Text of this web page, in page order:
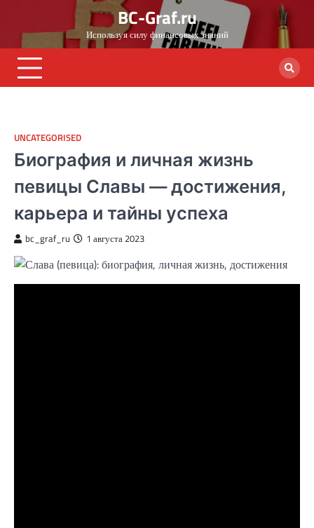
content
BC-Graf.ru
Используя силу финансовых знаний
UNCATEGORISED
Биография и личная жизнь
певицы Славы — достижения,
карьера и тайны успеха
bc_graf_ru 1 августа 2023